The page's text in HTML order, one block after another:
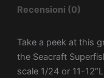
Recensioni (0)
Take a peek at this
the Seacraft
scale 1/24 or 11-